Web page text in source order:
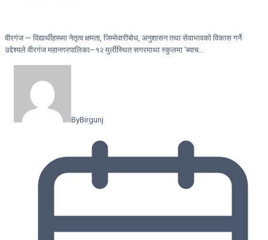
वीरगंज — विद्यार्थीहरूमा नेतृत्व क्षमता, जिम्मेवारीबोध, अनुशासन तथा सेवाभावको विकास गर्ने
उद्देश्यले वीरगंज महानगरपालिका–१२ मुर्लीस्थित सगरमाथा स्कुलमा ‘ब्याच…
ByBirgunj